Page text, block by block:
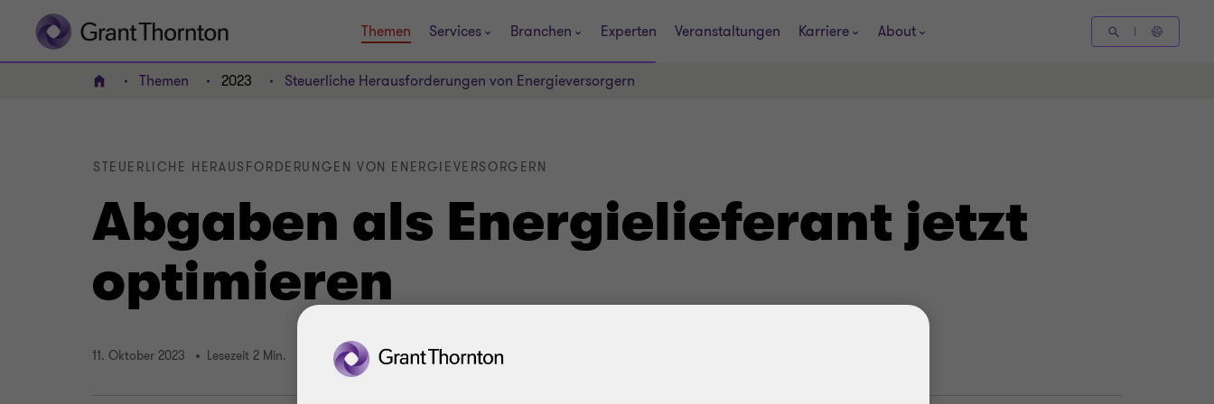
Themen Services Branchen Experten Veranstaltungen Karriere About
HOME Themen 2023 Steuerliche Herausforderungen von Energieversorgern
Abgaben als Energielieferant jetzt
optimieren
STEUERLICHE HERAUSFORDERUNGEN VON ENERGIEVERSORGERN
11. Oktober 2023 Lesezeit 2 Min.